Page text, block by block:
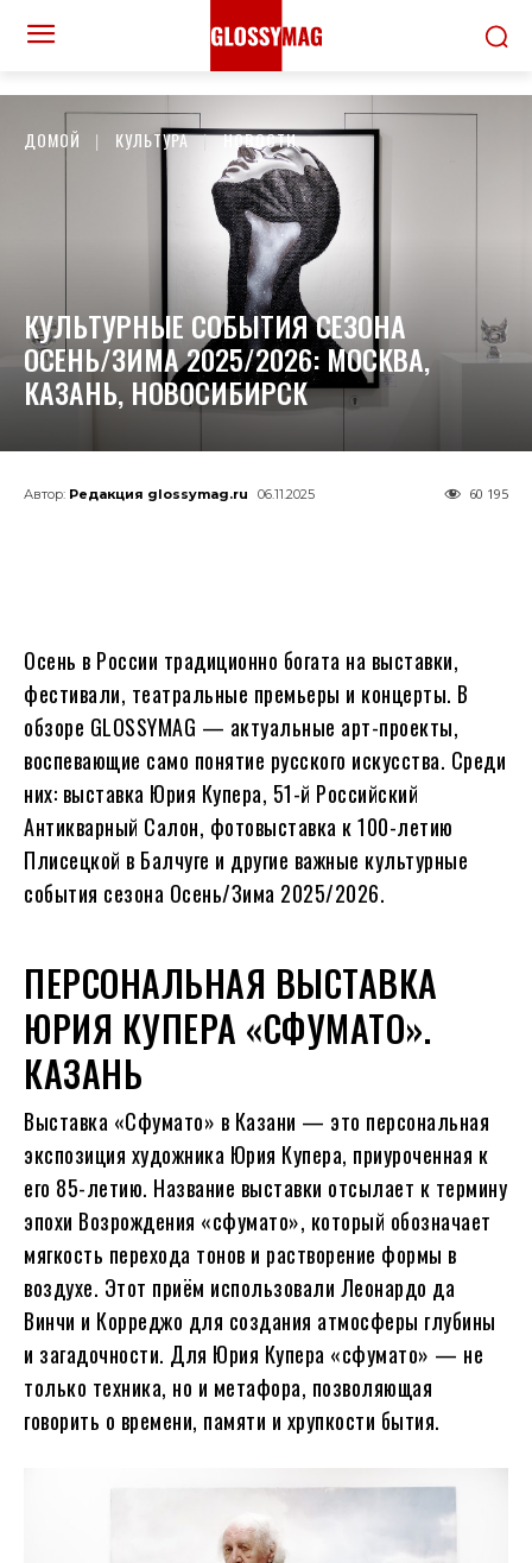
ДОМОЙ КУЛЬТУРА НОВОСТИ
КУЛЬТУРНЫЕ СОБЫТИЯ СЕЗОНА
ОСЕНЬ/ЗИМА 2025/2026: МОСКВА,
КАЗАНЬ, НОВОСИБИРСК
Автор: Редакция glossymag.ru 06.11.2025 60 195
Осень в России традиционно богата на выставки,
фестивали, театральные премьеры и концерты. В
обзоре GLOSSYMAG — актуальные арт-проекты,
воспевающие само понятие русского искусства. Среди
них: выставка Юрия Купера, 51-й Российский
Антикварный Салон, фотовыставка к 100-летию
Плисецкой в Балчуге и другие важные культурные
события сезона Осень/Зима 2025/2026.
ПЕРСОНАЛЬНАЯ ВЫСТАВКА
ЮРИЯ КУПЕРА «СФУМАТО».
КАЗАНЬ
Выставка «Сфумато» в Казани — это персональная
экспозиция художника Юрия Купера, приуроченная к
его 85-летию. Название выставки отсылает к термину
эпохи Возрождения «сфумато», который обозначает
мягкость перехода тонов и растворение формы в
воздухе. Этот приём использовали Леонардо да
Винчи и Корреджо для создания атмосферы глубины
и загадочности. Для Юрия Купера «сфумато» — не
только техника, но и метафора, позволяющая
говорить о времени, памяти и хрупкости бытия.